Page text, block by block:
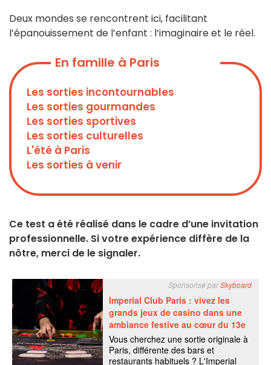
Deux mondes se rencontrent ici, facilitant
l’épanouissement de l’enfant : l’imaginaire et le réel.
En famille à Paris
Les sorties incontournables
Les sorties gourmandes
Les sorties sportives
Les sorties culturelles
L'été à Paris
Les sorties à venir
Ce test a été réalisé dans le cadre d’une invitation
professionnelle. Si votre expérience diffère de la
nôtre, merci de le signaler.